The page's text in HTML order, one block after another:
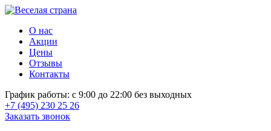
О нас
Акции
Цены
Отзывы
Контакты
График работы: с 9:00 до 22:00 без выходных
+7 (495) 230 25 26
Заказать звонок